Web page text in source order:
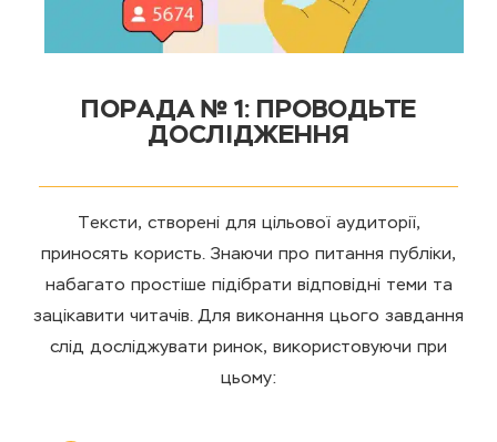
ПОРАДА № 1: ПРОВОДЬТЕ
ДОСЛІДЖЕННЯ
Тексти, створені для цільової аудиторії,
приносять користь. Знаючи про питання публіки,
набагато простіше підібрати відповідні теми та
зацікавити читачів. Для виконання цього завдання
слід досліджувати ринок, використовуючи при
цьому: